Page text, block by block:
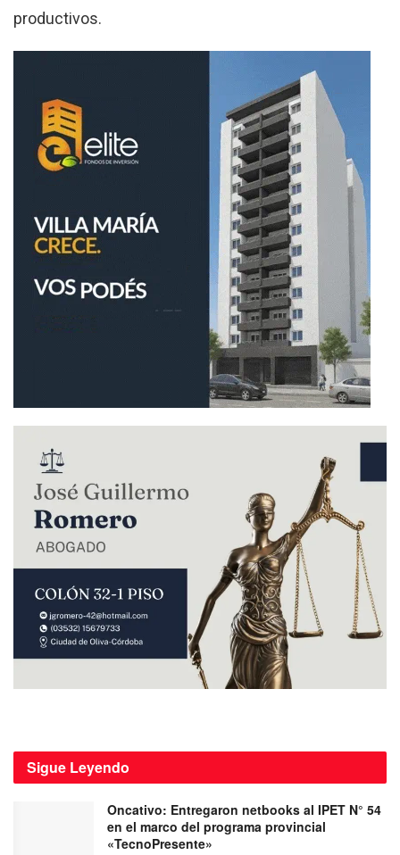
productivos.
Sigue Leyendo
Oncativo: Entregaron netbooks al IPET N° 54
en el marco del programa provincial
«TecnoPresente»